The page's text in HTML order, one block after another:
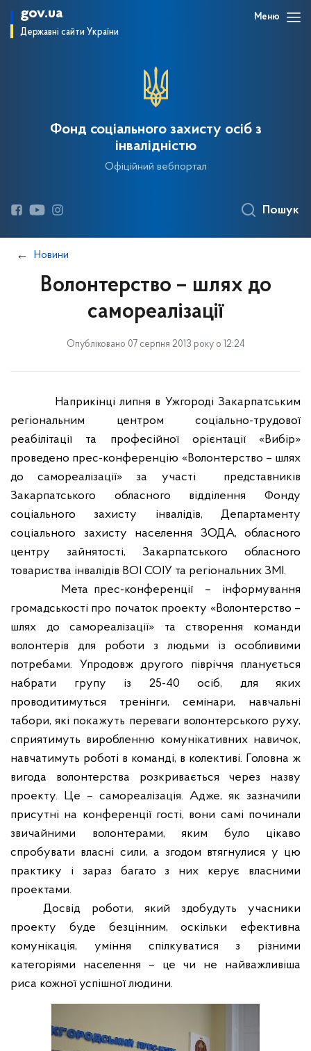
gov.ua
Державні сайти України
Меню
Фонд соціального захисту осіб з
інвалідністю
Офіційний вебпортал
Пошук
Новини
Волонтерство – шлях до
самореалізації
Опубліковано 07 серпня 2013 року о 12:24
Наприкінці липня в Ужгороді Закарпатським
регіональним центром соціально-трудової
реабілітації та професійної орієнтації «Вибір»
проведено прес-конференцію «Волонтерство – шлях
до самореалізації» за участі
представників
Закарпатського обласного відділення Фонду
соціального захисту інвалідів, Департаменту
соціального захисту населення ЗОДА, обласного
центру зайнятості, Закарпатського обласного
товариства інвалідів ВОІ СОІУ та регіональних ЗМІ.
Мета прес-конференції
–
інформування
громадськості про початок проекту «Волонтерство –
шлях до самореалізації» та створення команди
волонтерів для роботи з людьми із особливими
потребами. Упродовж другого півріччя планується
набрати групу із 25-40 осіб, для яких
проводитимуться тренінги, семінари, навчальні
табори, які покажуть переваги волонтерського руху,
сприятимуть виробленню комунікативних навичок,
навчатимуть роботі в команді, в колективі. Головна ж
вигода волонтерства розкривається через назву
проекту. Це – самореалізація. Адже, як зазначили
присутні на конференції гості, вони самі починали
звичайними волонтерами, яким було цікаво
спробувати власні сили, а згодом втягнулися у цю
практику і зараз багато з них керує власними
проектами.
Досвід роботи, який здобудуть учасники
проекту буде безцінним, оскільки ефективна
комунікація, уміння спілкуватися з різними
категоріями населення – це чи не найважливіша
риса кожної успішної людини.